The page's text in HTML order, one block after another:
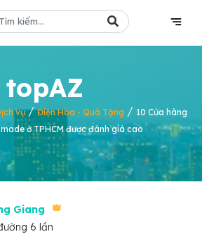
topAZ
vụ/Điện Hoa - Quà Tặng / 10 Cửa hàng
ở TPHCM được đánh giá cao
Giang
6 lần